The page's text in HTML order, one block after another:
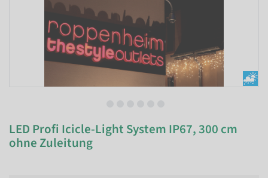
LED Profi Icicle-Light System IP67, 300 cm
ohne Zuleitung